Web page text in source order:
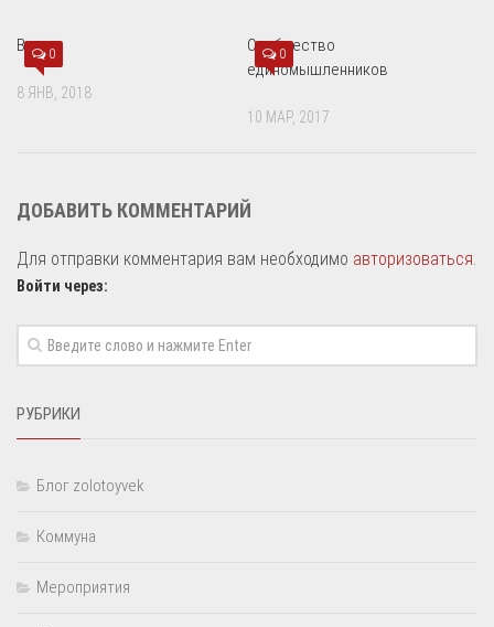
0
Воля
8 ЯНВ, 2018
0
Сообщество
единомышленников
10 МАР, 2017
ДОБАВИТЬ КОММЕНТАРИЙ
Для отправки комментария вам необходимо авторизоваться.
Войти через:
РУБРИКИ
Блог zolotoyvek
Коммуна
Мероприятия